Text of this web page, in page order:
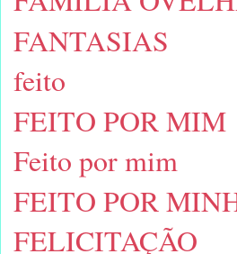
FANTASIAS
feito
FEITO POR MIM
Feito por mim
FEITO POR
FELICITAÇÃO